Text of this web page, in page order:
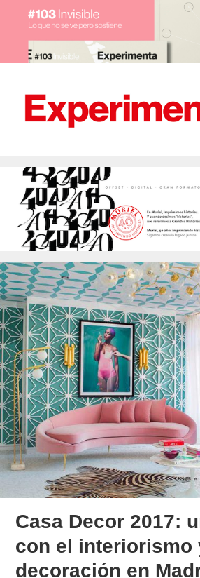
Casa Decor 2017:
con el interiorismo
decoración en